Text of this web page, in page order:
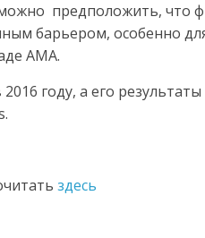
предположить, что
барьером, особенно
АМА.
году, а его
здесь